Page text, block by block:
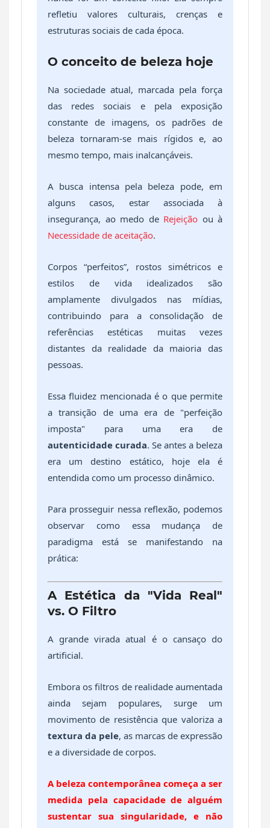
refletiu valores culturais, crenças e
estruturas sociais de cada época.
O conceito de beleza hoje
Na sociedade atual, marcada pela força
das redes sociais e pela exposição
constante de imagens, os padrões de
beleza tornaram-se mais rígidos e, ao
mesmo tempo, mais inalcançáveis.
A busca intensa pela beleza pode, em
alguns casos, estar associada à
insegurança, ao medo de Rejeição ou à
Necessidade de aceitação.
Corpos “perfeitos”, rostos simétricos e
estilos de vida idealizados são
amplamente divulgados nas mídias,
contribuindo para a consolidação de
referências estéticas muitas vezes
distantes da realidade da maioria das
pessoas.
Essa fluidez mencionada é o que permite
a transição de uma era de "perfeição
imposta" para uma era de
autenticidade curada. Se antes a beleza
era um destino estático, hoje ela é
entendida como um processo dinâmico.
Para prosseguir nessa reflexão, podemos
observar como essa mudança de
paradigma está se manifestando na
prática:
A Estética da "Vida Real"
vs. O Filtro
A grande virada atual é o cansaço do
artificial.
Embora os filtros de realidade aumentada
ainda sejam populares, surge um
movimento de resistência que valoriza a
textura da pele, as marcas de expressão
e a diversidade de corpos.
A beleza contemporânea começa a ser
medida pela capacidade de alguém
sustentar sua singularidade, e não